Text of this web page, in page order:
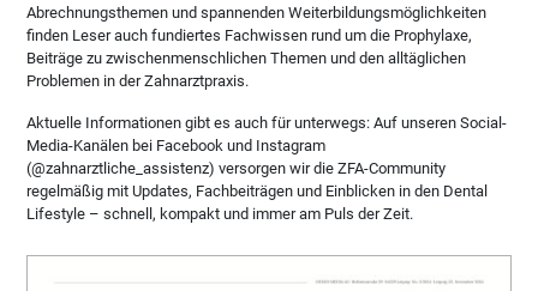
Abrechnungsthemen und spannenden Weiterbildungsmöglichkeiten
finden Leser auch fundiertes Fachwissen rund um die Prophylaxe,
Beiträge zu zwischenmenschlichen Themen und den alltäglichen
Problemen in der Zahnarztpraxis.
Aktuelle Informationen gibt es auch für unterwegs: Auf unseren Social-
Media-Kanälen bei Facebook und Instagram
(@zahnarztliche_assistenz) versorgen wir die ZFA-Community
regelmäßig mit Updates, Fachbeiträgen und Einblicken in den Dental
Lifestyle – schnell, kompakt und immer am Puls der Zeit.